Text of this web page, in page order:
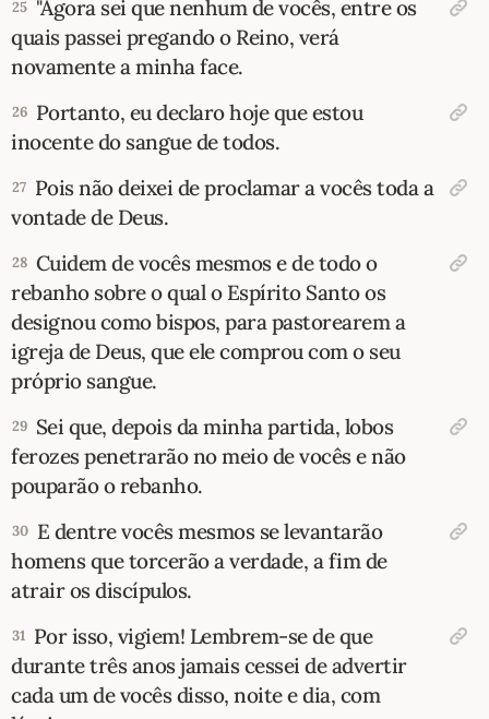
25 "Agora sei que nenhum de vocês, entre os
quais passei pregando o Reino, verá
novamente a minha face.
26 Portanto, eu declaro hoje que estou
inocente do sangue de todos.
27 Pois não deixei de proclamar a vocês toda a
vontade de Deus.
28 Cuidem de vocês mesmos e de todo o
rebanho sobre o qual o Espírito Santo os
designou como bispos, para pastorearem a
igreja de Deus, que ele comprou com o seu
próprio sangue.
29 Sei que, depois da minha partida, lobos
ferozes penetrarão no meio de vocês e não
pouparão o rebanho.
30 E dentre vocês mesmos se levantarão
homens que torcerão a verdade, a fim de
atrair os discípulos.
31 Por isso, vigiem! Lembrem-se de que
durante três anos jamais cessei de advertir
cada um de vocês disso, noite e dia, com